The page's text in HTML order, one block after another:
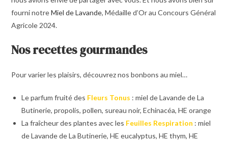
fourni notreMiel de Lavande, Médaille d’Or au Concours Général
Agricole 2024.
Nos recettes gourmandes
Pour varier les plaisirs, découvrez nos bonbons au miel…
Le parfum fruité des Fleurs Tonus : miel de Lavande de La
Butinerie, propolis, pollen, sureau noir, Echinacéa, HE orange
La fraîcheur des plantes avec les Feuilles Respiration : miel
de Lavande de La Butinerie, HE eucalyptus, HE thym, HE